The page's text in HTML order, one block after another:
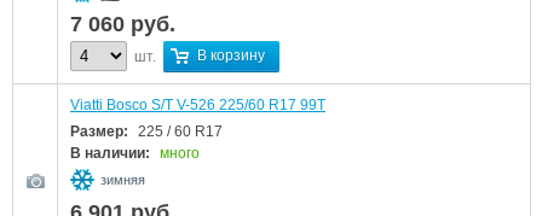
7 060 руб.
шт. В корзину
Viatti Bosco S/T V-526 225/60 R17 99T
Размер:
225 / 60 R17
В наличии:
много
зимняя